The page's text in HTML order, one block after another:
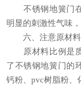
不锈钢地簧门在
明显的刺激性气味
六、注意原材料
原材料比例是质
了不锈钢地簧门的
钙粉、pvc树脂粉、